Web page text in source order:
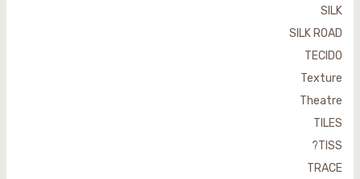
SILK
SILK ROAD
TECIDO
Texture
Theatre
TILES
TISS?
TRACE